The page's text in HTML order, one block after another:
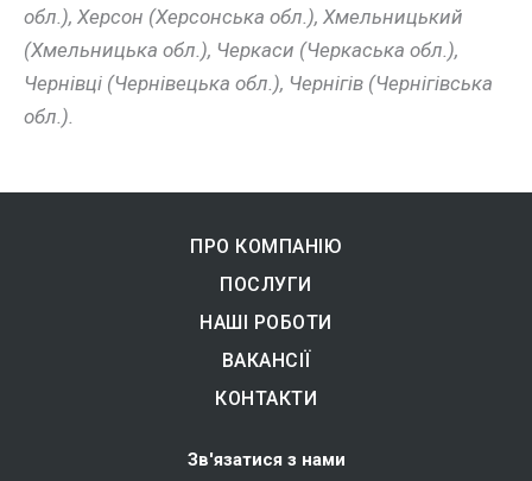
обл.), Херсон (Херсонська обл.), Хмельницький
(Хмельницька обл.), Черкаси (Черкаська обл.),
Чернівці (Чернівецька обл.), Чернігів (Чернігівська
обл.).
ПРО КОМПАНІЮ
ПОСЛУГИ
НАШІ РОБОТИ
ВАКАНСІЇ
КОНТАКТИ
Зв'язатися з нами